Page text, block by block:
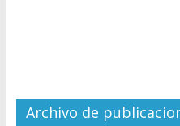
el
Archivo de